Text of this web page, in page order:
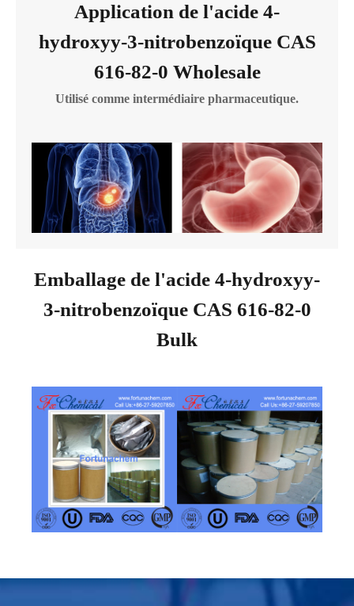
Application de l'acide 4-
hydroxyy-3-nitrobenzoïque CAS
616-82-0 Wholesale
Utilisé comme intermédiaire pharmaceutique.
Emballage de l'acide 4-hydroxyy-
3-nitrobenzoïque CAS 616-82-0
Bulk